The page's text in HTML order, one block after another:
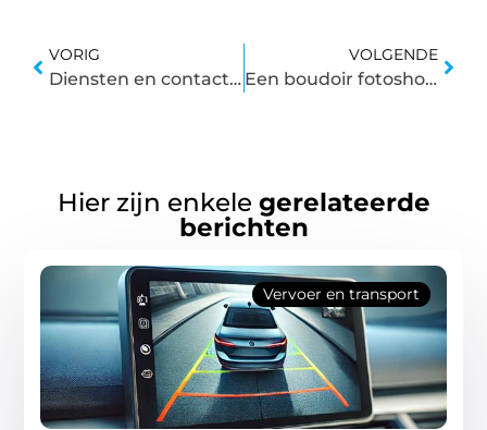
VORIG
Diensten en contactgegevens van Dakmakers in Zoetermeer
VOLGENDE
Een boudoir fotoshoot: een sensuele ervaring voor verliefde stellen
Hier zijn enkele gerelateerde
berichten
Vervoer en transport